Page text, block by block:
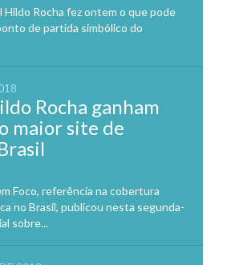
Rocha fez ontem o que pode
de partida simbólico do
Rocha ganham
maior site de
Foco, referência na cobertura
no Brasil, publicou nesta segunda-
sobre...